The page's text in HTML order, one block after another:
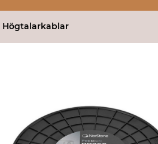
Högtalarkablar